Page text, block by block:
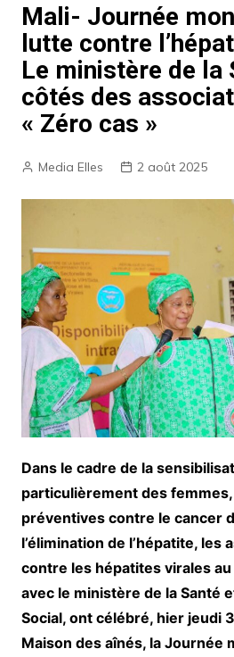
Mali- Journée
lutte contre
Le ministère de la
côtés des
« Zéro cas »
Media Elles 2 août 2025
Dans le cadre de la
particulièrement des
préventives contre le cancer
l’élimination de l’hépatite, les
contre les hépatites virales
avec le ministère de la Santé
Social, ont célébré, hier jeudi
Maison des aînés, la Journée